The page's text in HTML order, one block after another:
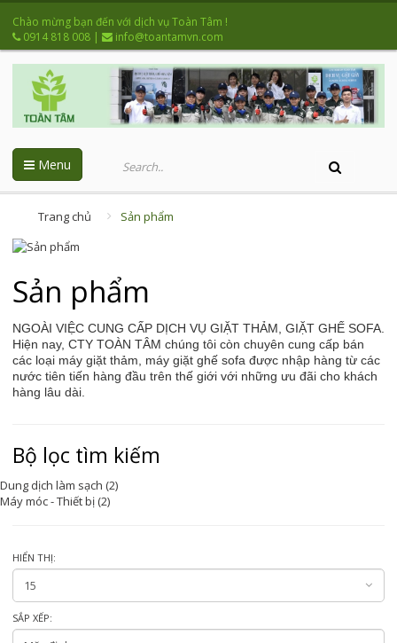
Chào mừng bạn đến với dịch vụ Toàn Tâm !
0914 818 008 | info@toantamvn.com
Menu
Trang chủ Sản phẩm
Sản phẩm
NGOÀI VIỆC CUNG CẤP DỊCH VỤ GIẶT THẢM, GIẶT GHẾ SOFA.
Hiện nay, CTY TOÀN TÂM chúng tôi còn chuyên cung cấp bán
các loại máy giặt thảm, máy giặt ghế sofa được nhập hàng từ các
nước tiên tiến hàng đầu trên thế giới với những ưu đãi cho khách
hàng lâu dài.
Bộ lọc tìm kiếm
Dung dịch làm sạch (2)
Máy móc - Thiết bị (2)
HIỂN THỊ:
SẮP XẾP: